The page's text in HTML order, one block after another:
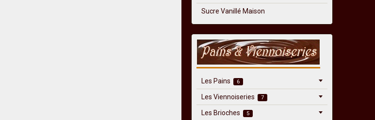
Sucre Vanillé Maison
Les Pains 6
Les Viennoiseries 7
Les Brioches 5